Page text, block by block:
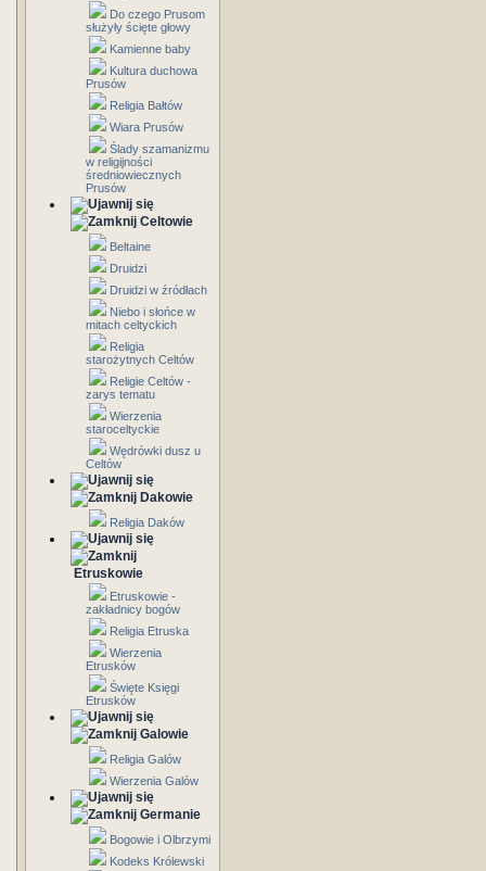
Do czego Prusom
służyły ścięte głowy
Kamienne baby
Kultura duchowa
Prusów
Religia Bałtów
Wiara Prusów
Ślady szamanizmu
w religijności
średniowiecznych
Prusów
Celtowie
Beltaine
Druidzi
Druidzi w źródłach
Niebo i słońce w
mitach celtyckich
Religia
starożytnych Celtów
Religie Celtów -
zarys tematu
Wierzenia
staroceltyckie
Wędrówki dusz u
Celtów
Dakowie
Religia Daków
Etruskowie
Etruskowie -
zakładnicy bogów
Religia Etruska
Wierzenia
Etrusków
Święte Księgi
Etrusków
Galowie
Religia Galów
Wierzenia Galów
Germanie
Bogowie i Olbrzymi
Kodeks Królewski